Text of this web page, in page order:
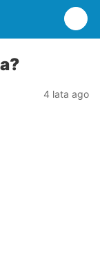
4 lata ago